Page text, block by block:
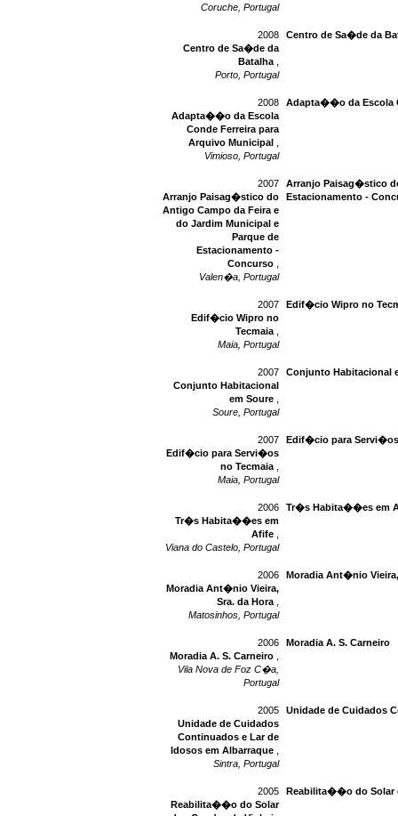
Coruche, Portugal
2008
Centro de Sa�de da
Batalha
Porto, Portugal
Centro de Sa�de da
2008
Adapta��o da Escola
Conde Ferreira para
Arquivo Municipal
Vimioso, Portugal
Adapta��o da Escola
2007
Arranjo Paisag�stico do
Antigo Campo da Feira e
do Jardim Municipal e
Parque de
Estacionamento -
Concurso
Valen�a, Portugal
Arranjo Paisag�stico
Estacionamento -
2007
Edif�cio Wipro no
Tecmaia
Maia, Portugal
Edif�cio Wipro no
2007
Conjunto Habitacional
em Soure
Soure, Portugal
Conjunto Habitacional
2007
Edif�cio para Servi�os
no Tecmaia
Maia, Portugal
Edif�cio para Servi�os
2006
Tr�s Habita��es em
Afife
Viana do Castelo, Portugal
Tr�s Habita��es em
2006
Moradia Ant�nio Vieira,
Sra. da Hora
Matosinhos, Portugal
Moradia Ant�nio
2006
Moradia A. S. Carneiro
Vila Nova de Foz C�a,
Portugal
Moradia A. S. Carneiro
2005
Unidade de Cuidados
Continuados e Lar de
Idosos em Albarraque
Sintra, Portugal
Unidade de Cuidados
2005
Reabilita��o do Solar
Reabilita��o do Solar